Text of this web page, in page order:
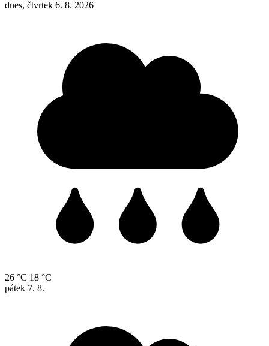
dnes, čtvrtek 6. 8. 2026
26 °C 18 °C
pátek 7. 8.